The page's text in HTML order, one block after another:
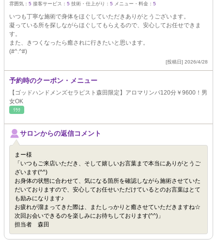
雰囲気： 5 接客サービス： 5 技術・仕上がり： 5 メニュー・料金： 5
いつも丁寧な施術で身体をほぐしていただきありがとうございます。
凝っている所を探しながらほぐしてもらえるので、安心してお任せできま
す。
また、きつくなったら癒されに行きたいと思います。
(#^.^#)
[投稿日] 2026/4/28
予約時のクーポン・メニュー
【ゴッドハンドメンズセラピスト森田限定】アロマリンパ120分￥9600！男
女OK
ﾘﾗｸ
サロンからの返信コメント
まー様
「いつもご来店いただき、そして嬉しいお言葉まで本当にありがとうご
ざいます(^^)
お身体の状態に合わせて、気になる箇所を確認しながら施術させていた
だいておりますので、安心してお任せいただけているとのお言葉はとて
も励みになります♪
お疲れが溜まってきた際は、またしっかりと癒させていただきますね☆
次回お会いできるのを楽しみにお待ちしております(^^)」
担当者 森田